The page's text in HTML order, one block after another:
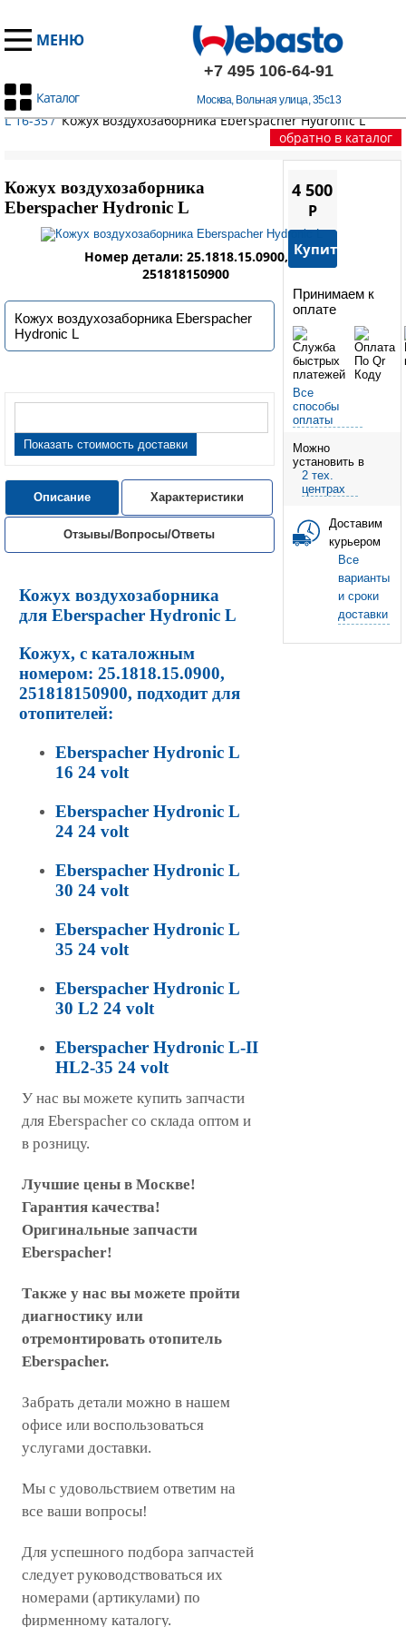
МЕНЮ
+7 495 106-64-91
Москва, Вольная улица, 35с13
Каталог
Главная / Запчасти Эберспехер /HYDRONIC L 16-35/ HYDRONIC
L 16-35/ Кожух воздухозаборника Eberspacher Hydronic L
обратно в каталог
Принимаем к
оплате
Все
способы
оплаты
Можно
установить в
2 тех.
центрах
Доставим
курьером
Все
варианты
и сроки
доставки
4 500
P
Купить
Кожух воздухозаборника
Eberspacher Hydronic L
Номер детали: 25.1818.15.0900,
251818150900
Кожух воздухозаборника Eberspacher
Hydronic L
Показать стоимость доставки
Описание Характеристики
Отзывы/Вопросы/Ответы
Кожух воздухозаборника
для Eberspacher Hydronic L
Кожух, с каталожным
номером: 25.1818.15.0900,
251818150900, подходит для
отопителей:
Eberspacher Hydronic L
16 24 volt
Eberspacher Hydronic L
24 24 volt
Eberspacher Hydronic L
30 24 volt
Eberspacher Hydronic L
35 24 volt
Eberspacher Hydronic L
30 L2 24 volt
Eberspacher Hydronic L-II
HL2-35 24 volt
У нас вы можете купить запчасти
для Eberspacher со склада оптом и
в розницу.
Лучшие цены в Москве!
Гарантия качества!
Оригинальные запчасти
Eberspacher!
Также у нас вы можете пройти
диагностику или
отремонтировать отопитель
Eberspacher.
Забрать детали можно в нашем
офисе или воспользоваться
услугами доставки.
Мы с удовольствием ответим на
все ваши вопросы!
Для успешного подбора запчастей
следует руководствоваться их
номерами (артикулами) по
фирменному каталогу.